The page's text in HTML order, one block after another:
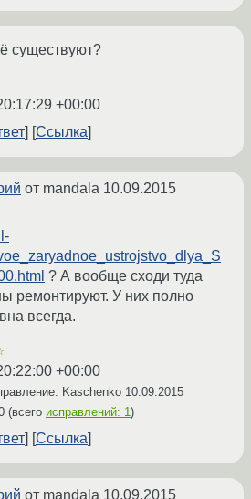
существуют?
+00:00
Ссылка
от mandala 10.09.2015
? А вообще сходи туда
ремонтируют. У них полно
всегда.
+00:00
Kaschenko 10.09.2015
(всего исправлений: 1)
Ссылка
от mandala 10.09.2015